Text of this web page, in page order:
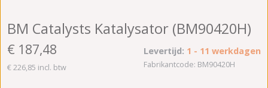
BM Catalysts Katalysator (BM90420H)
€ 187,48
€ 226,85 incl. btw
Levertijd: 1 - 11 werkdagen
Fabrikantcode: BM90420H